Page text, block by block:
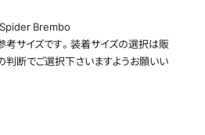
Brembo
サイズです。装着サイズの選択は販
判断でご選択下さいますようお願いい